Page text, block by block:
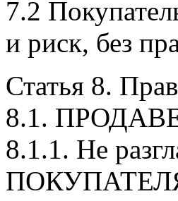
7.2
и риск, без
Статья 8.
8.1.
8.1.1. Не
ПОКУПАТЕЛЯ